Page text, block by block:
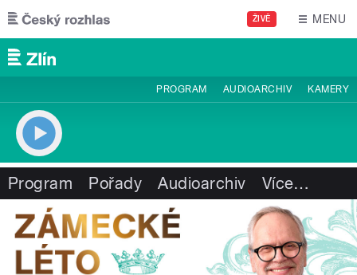
Přejít k hlavnímu obsahu
ŽIVĚ MENU
PROGRAM AUDIOARCHIV KAMERY
Program Pořady Audioarchiv Více…